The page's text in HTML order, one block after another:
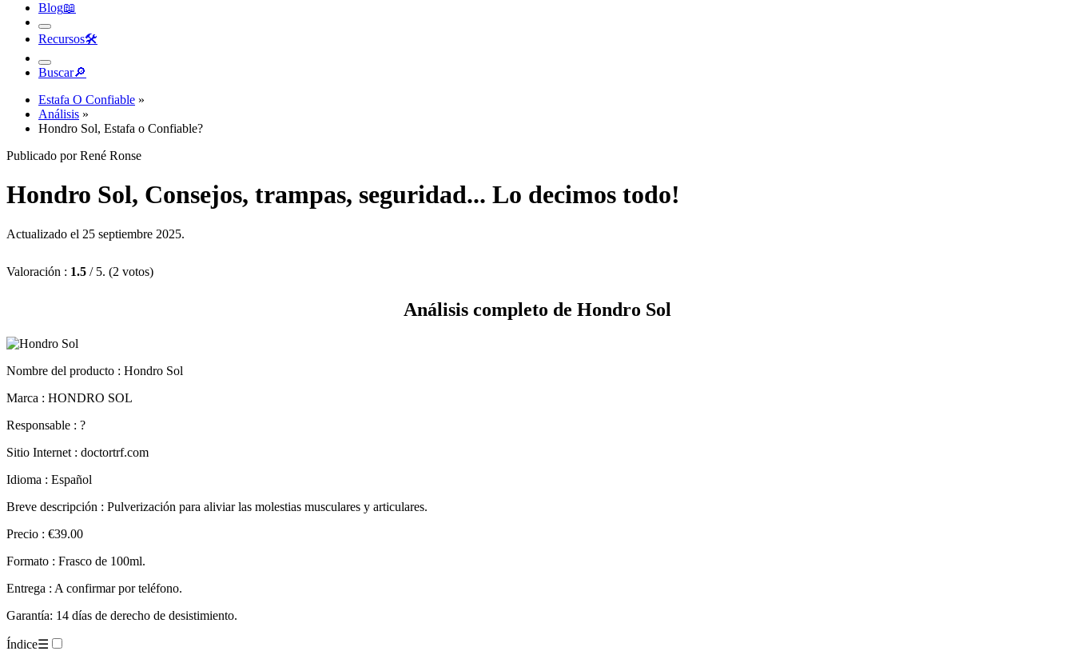
Blog📖︎
Recursos🛠︎
Buscar🔎︎
Estafa O Confiable »
Análisis »
Hondro Sol, Estafa o Confiable?
Publicado por René Ronse
Hondro Sol, Consejos, trampas, seguridad... Lo decimos todo!
Actualizado el 25 septiembre 2025.
Valoración : 1.5 / 5. (2 votos)
Análisis completo de Hondro Sol
Nombre del producto : Hondro Sol
Marca : HONDRO SOL
Responsable : ?
Sitio Internet : doctortrf.com
Idioma : Español
Breve descripción : Pulverización para aliviar las molestias musculares y articulares.
Precio : €39.00
Formato : Frasco de 100ml.
Entrega : A confirmar por teléfono.
Garantía: 14 días de derecho de desistimiento.
Índice☰